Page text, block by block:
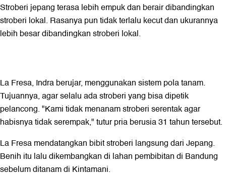
Stroberi jepang terasa lebih empuk dan berair dibandingkan
stroberi lokal. Rasanya pun tidak terlalu kecut dan ukurannya
lebih besar dibandingkan stroberi lokal.
La Fresa, Indra berujar, menggunakan sistem pola tanam.
Tujuannya, agar selalu ada stroberi yang bisa dipetik
pelancong. "Kami tidak menanam stroberi serentak agar
habisnya tidak serempak," tutur pria berusia 31 tahun tersebut.
La Fresa mendatangkan bibit stroberi langsung dari Jepang.
Benih itu lalu dikembangkan di lahan pembibitan di Bandung
sebelum ditanam di Kintamani.